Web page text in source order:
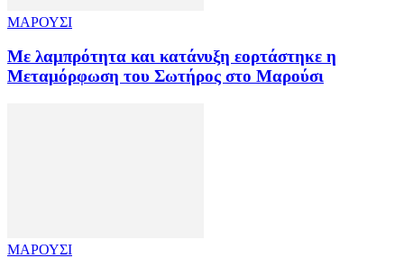
ΜΑΡΟΥΣΙ
Με λαμπρότητα και κατάνυξη εορτάστηκε η
Μεταμόρφωση του Σωτήρος στο Μαρούσι
ΜΑΡΟΥΣΙ